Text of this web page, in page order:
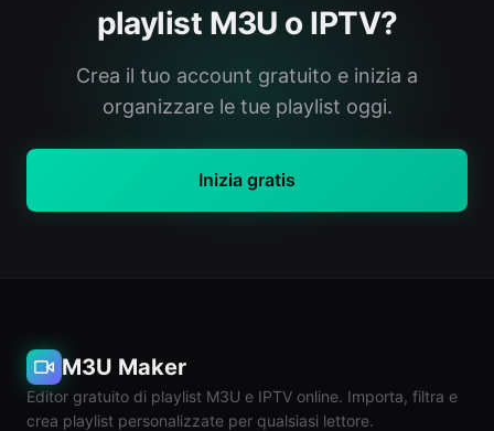
playlist M3U o IPTV?
Crea il tuo account gratuito e inizia a
organizzare le tue playlist oggi.
Inizia gratis
M3U Maker
Editor gratuito di playlist M3U e IPTV online. Importa, filtra e
crea playlist personalizzate per qualsiasi lettore.